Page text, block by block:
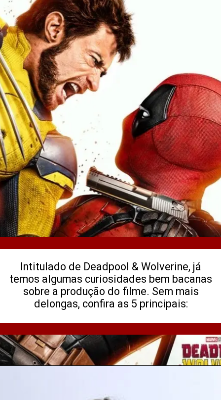
Intitulado de Deadpool & Wolverine, já
temos algumas curiosidades bem bacanas
sobre a produção do filme. Sem mais
delongas, confira as 5 principais: